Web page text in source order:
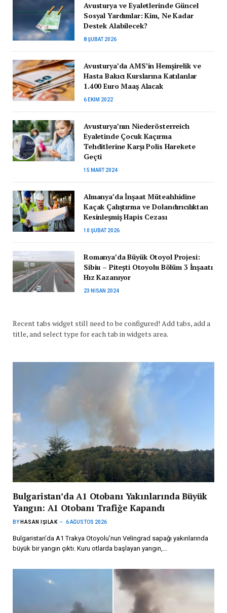
Avusturya ve Eyaletlerinde Güncel
Sosyal Yardımlar: Kim, Ne Kadar
Destek Alabilecek?
8 ŞUBAT 2026
Avusturya’da AMS’in Hemşirelik ve
Hasta Bakıcı Kurslarına Katılanlar
1.400 Euro Maaş Alacak
6 EKIM 2022
Avusturya’nın Niederösterreich
Eyaletinde Çocuk Kaçırma
Tehditlerine Karşı Polis Harekete
Geçti
15 MART 2024
Almanya’da İnşaat Müteahhidine
Kaçak Çalıştırma ve Dolandırıcılıktan
Kesinleşmiş Hapis Cezası
10 ŞUBAT 2026
Romanya’da Büyük Otoyol Projesi:
Sibiu – Pitești Otoyolu Bölüm 3 İnşaatı
Hız Kazanıyor
23 NISAN 2024
Recent tabs widget still need to be configured! Add tabs, add a
title, and select type for each tab in widgets area.
Bulgaristan’da A1 Otobanı Yakınlarında Büyük
Yangın: A1 Otobanı Trafiğe Kapandı
BY HASAN IŞILAK 6 AĞUSTOS 2026
Bulgaristan’da A1 Trakya Otoyolu’nun Velingrad sapağı yakınlarında
büyük bir yangın çıktı. Kuru otlarda başlayan yangın,…